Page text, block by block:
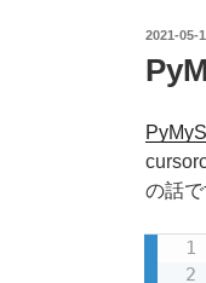
投
日:
2021-05-
の話で